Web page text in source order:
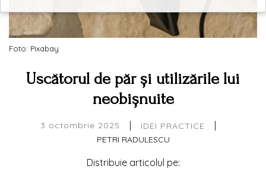
Foto: Pixabay
Uscătorul de păr și utilizările lui
neobișnuite
3 octombrie 2025 | IDEI PRACTICE |
PETRI RADULESCU
Distribuie articolul pe: